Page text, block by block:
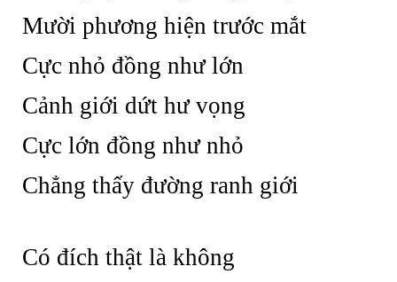
Mười phương hiện trước mắt
Cực nhỏ đồng như lớn
Cảnh giới dứt hư vọng
Cực lớn đồng như nhỏ
Chẳng thấy đường ranh giới
Có đích thật là không